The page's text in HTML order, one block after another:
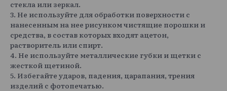
стекла или зеркал.
3. Не используйте для обработки поверхности с
нанесенным на нее рисунком чистящие порошки и
средства, в состав которых входят ацетон,
растворитель или спирт.
4. Не используйте металлические губки и щетки с
жесткой щетиной.
5. Избегайте ударов, падения, царапания, трения
изделий с фотопечатью.